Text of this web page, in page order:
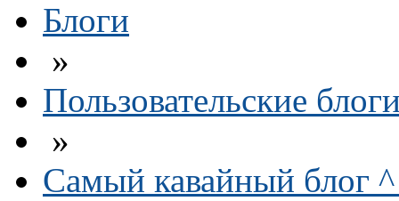
Блоги
»
Пользовательские
»
Самый кавайный блог